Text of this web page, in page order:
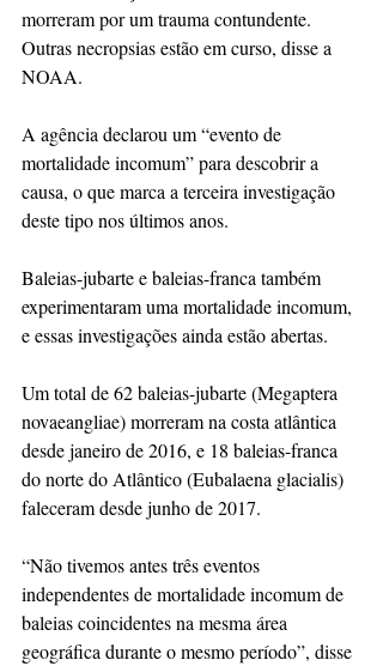
morreram por um trauma contundente.
Outras necropsias estão em curso, disse a
NOAA.
A agência declarou um “evento de
mortalidade incomum” para descobrir a
causa, o que marca a terceira investigação
deste tipo nos últimos anos.
Baleias-jubarte e baleias-franca também
experimentaram uma mortalidade incomum,
e essas investigações ainda estão abertas.
Um total de 62 baleias-jubarte (Megaptera
novaeangliae) morreram na costa atlântica
desde janeiro de 2016, e 18 baleias-franca
do norte do Atlântico (Eubalaena glacialis)
faleceram desde junho de 2017.
“Não tivemos antes três eventos
independentes de mortalidade incomum de
baleias coincidentes na mesma área
geográfica durante o mesmo período”, disse